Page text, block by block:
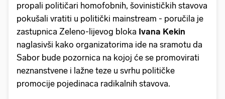
propali političari homofobnih, šovinističkih stavova
pokušali vratiti u politički mainstream - poručila je
zastupnica Zeleno-lijevog bloka Ivana Kekin
naglasivši kako organizatorima ide na sramotu da
Sabor bude pozornica na kojoj će se promovirati
neznanstvene i lažne teze u svrhu političke
promocije pojedinaca radikalnih stavova.